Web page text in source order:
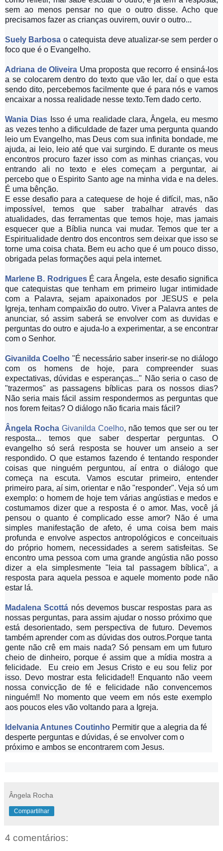
sem ao menos pensar no que o outro disse. Acho que
precisamos fazer as crianças ouvirem, ouvir o outro...
Suely Barbosa o catequista deve atualizar-se sem perder o
foco que é o Evangelho.
Adriana de Oliveira Uma proposta que recorro é ensiná-los
a se colocarem dentro do texto que vão ler, daí o que esta
sendo dito, percebemos facilmente que é para nós e vamos
encaixar a nossa realidade nesse texto.Tem dado certo.
Wania Dias Isso é uma realidade clara, Ângela, eu mesmo
as vezes tenho a dificuldade de fazer uma pergunta quando
leio um Evangelho, mas Deus com sua infinita bondade, me
ajuda, ai leio, leio até que vai surgindo. E durante os meus
encontros procuro fazer isso com as minhas crianças, vou
entrando ali no texto e eles começam a perguntar, ai
percebo que o Espirito Santo age na minha vida e na deles.
É uma bênção.
E esse desafio para a catequese de hoje é difícil, mas, não
impossível, temos que saber trabalhar através das
atualidades, das ferramentas que temos hoje, mas jamais
esquecer que a Bíblia nunca vai mudar. Temos que ter a
Espiritualidade dentro dos encontros sem deixar que isso se
torne uma coisa chata. Bem eu acho que é um pouco disso,
obrigada pelas formações aqui pela internet.
Marlene B. RodriguesÉ cara Ângela, este desafio significa
que catequistas que tenham em primeiro lugar intimidade
com a Palavra, sejam apaixonados por JESUS e pela
Igreja, tenham compaixão do outro. Viver a Palavra antes de
anunciar, só assim saberá se envolver com as duvidas e
perguntas do outro e ajuda-lo a experimentar, a se encontrar
com o Senhor.
Givanilda Coelho "É necessário saber inserir-se no diálogo
com os homens de hoje, para compreender suas
expectativas, dúvidas e esperanças..." Não seria o caso de
"trazermos" as passagens bíblicas para os nossos dias?
Não seria mais fácil assim respondermos as perguntas que
nos forem feitas? O diálogo não ficaria mais fácil?
Ângela Rocha Givanilda Coelho, não temos que ser ou ter
resposta... temos que saber despertar perguntas. O
evangelho só será resposta se houver um anseio a ser
respondido. O que estamos fazendo é tentando responder
coisas que ninguém perguntou, aí entra o diálogo que
começa na escuta. Vamos escutar primeiro, entender
primeiro para, aí sim, orientar e não "responder". Veja só um
exemplo: o homem de hoje tem várias angústias e medos e
costumamos dizer que a resposta é o amor. Mas, você já
pensou o quanto é complicado esse amor? Não é uma
simples manifestação de afeto, é uma coisa bem mais
profunda e envolve aspectos antropológicos e conceituais
do próprio homem, necessidades a serem satisfeitas. Se
encontro uma pessoa com uma grande angústia não posso
dizer a ela simplesmente "leia tal passagem bíblica", a
resposta para aquela pessoa e aquele momento pode não
estar lá.
Madalena Scottá nós devemos buscar respostas para as
nossas perguntas, para assim ajudar o nosso próximo que
está desorientado, sem perspectiva de futuro. Devemos
também aprender com as dúvidas dos outros.Porque tanta
gente não crê em mais nada? Só pensam em um futuro
cheio de dinheiro, porque é assim que a mídia mostra a
felicidade. Eu creio em Jesus Cristo e eu sou feliz por
isso. Devo mostrar esta felicidade!! Enquanto não veem
nossa convicção de fé e felicidade não convencemos
ninguém!! No momento que veem em nós este exemplo
aos poucos eles vão voltando para a Igreja.
Idelvania Antunes Coutinho Permitir que a alegria da fé
desperte perguntas e dúvidas, é se envolver com o
próximo e ambos se encontrarem com Jesus.
Ângela Rocha
Compartilhar
4 comentários: